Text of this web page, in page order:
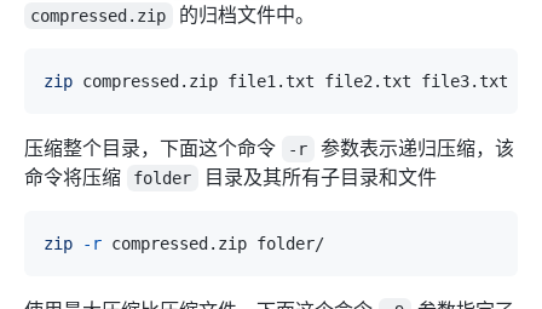
compressed.zip 的归档文件中。
zip
压缩整个目录，下面这个命令 -r
参数表示递归压缩，该
命令将压缩
folder 目录及其所有子目录和文件
zip -r